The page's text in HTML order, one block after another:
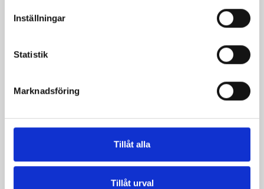
Inställningar
Statistik
Marknadsföring
Tillåt alla
Tillåt urval